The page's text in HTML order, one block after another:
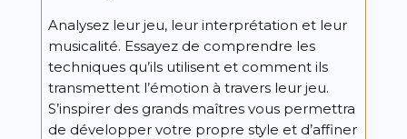
Analysez leur jeu, leur interprétation et leur
musicalité. Essayez de comprendre les
techniques qu’ils utilisent et comment ils
transmettent l’émotion à travers leur jeu.
S’inspirer des grands maîtres vous permettra
de développer votre propre style et d’affiner